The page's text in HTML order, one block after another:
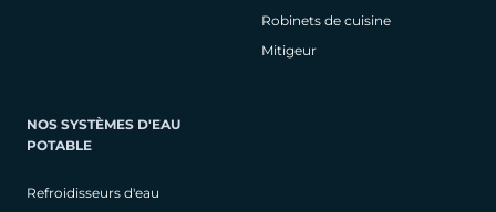
Robinets de cuisine
Mitigeur
NOS SYSTÈMES D'EAU
POTABLE
Refroidisseurs d'eau